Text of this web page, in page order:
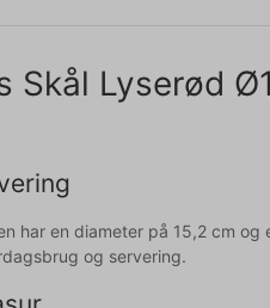
Skål Lyserød
har en diameter på 15,2 cm
og servering.